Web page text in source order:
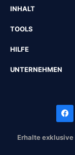
INHALT
TOOLS
HILFE
UNTERNEHMEN
Erhalte exklusive